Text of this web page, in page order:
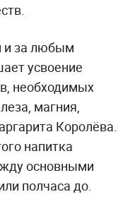
и за любым
усвоение
необходимых
магния,
Королёва.
напитка
основными
полчаса до.